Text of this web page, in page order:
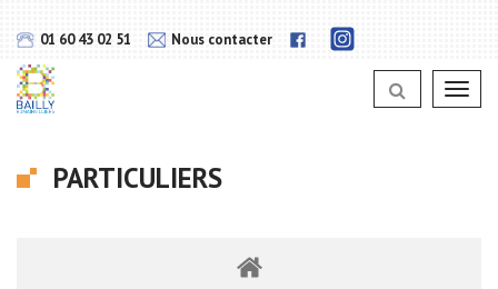
01 60 43 02 51 Nous contacter
Lien
notra
Instagram
PARTICULIERS